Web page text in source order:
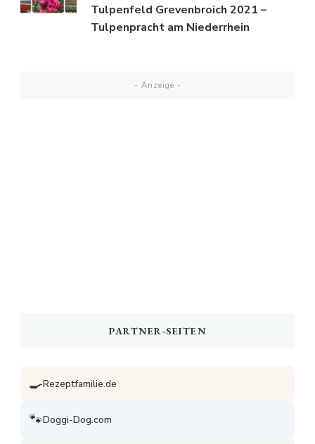
Tulpenfeld Grevenbroich 2021 –
Tulpenpracht am Niederrhein
- Anzeige -
PARTNER-SEITEN
🍳Rezeptfamilie.de
🐾Doggi-Dog.com